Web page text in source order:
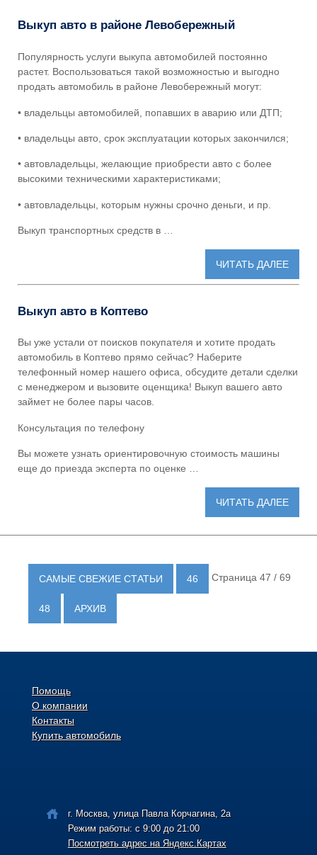
Выкуп авто в районе Левобережный
Популярность услуги выкупа автомобилей постоянно
растет. Воспользоваться такой возможностью и выгодно
продать автомобиль в районе Левобережный могут:
• владельцы автомобилей, попавших в аварию или ДТП;
• владельцы авто, срок эксплуатации которых закончился;
• автовладельцы, желающие приобрести авто с более
высокими техническими характеристиками;
• автовладельцы, которым нужны срочно деньги, и пр.
Выкуп транспортных средств в …
ЧИТАТЬ ДАЛЕЕ
Выкуп авто в Коптево
Вы уже устали от поисков покупателя и хотите продать
автомобиль в Коптево прямо сейчас? Наберите
телефонный номер нашего офиса, обсудите детали сделки
с менеджером и вызовите оценщика! Выкуп вашего авто
займет не более пары часов.
Консультация по телефону
Вы можете узнать ориентировочную стоимость машины
еще до приезда эксперта по оценке …
ЧИТАТЬ ДАЛЕЕ
САМЫЕ СВЕЖИЕ СТАТЬИ 46 Страница 47 / 69
48 АРХИВ
Помощь
О компании
Контакты
Купить автомобиль
г. Москва, улица Павла Корчагина, 2а
Режим работы: с 9:00 до 21:00
Посмотреть адрес на Яндекс.Картах